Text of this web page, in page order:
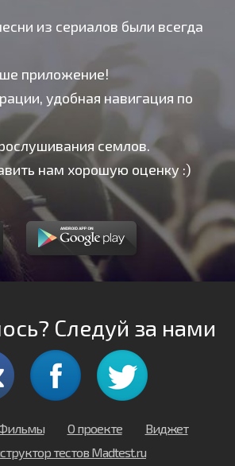
из сериалов были всегда
приложение!
удобная навигация по
семлов.
нам хорошую оценку :)
Следуй за нами
О проекте
Виджет
тестов Madtest.ru